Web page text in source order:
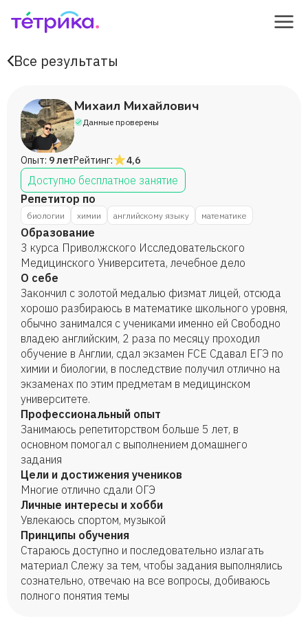
Все результаты
Михаил Михайлович
Данные проверены
Опыт: 9 летРейтинг: 4,6
Доступно бесплатное занятие
Репетитор по
биологии химии английскому языку математике
Образование
3 курса Приволжского Исследовательского
Медицинского Университета, лечебное дело
О себе
Закончил с золотой медалью физмат лицей, отсюда
хорошо разбираюсь в математике школьного уровня,
обычно занимался с учениками именно ей Свободно
владею английским, 2 раза по месяцу проходил
обучение в Англии, сдал экзамен FCE Сдавал ЕГЭ по
химии и биологии, в последствие получил отлично на
экзаменах по этим предметам в медицинском
университете.
Профессиональный опыт
Занимаюсь репетиторством больше 5 лет, в
основном помогал с выполнением домашнего
задания
Цели и достижения учеников
Многие отлично сдали ОГЭ
Личные интересы и хобби
Увлекаюсь спортом, музыкой
Принципы обучения
Стараюсь доступно и последовательно излагать
материал Слежу за тем, чтобы задания выполнялись
сознательно, отвечаю на все вопросы, добиваюсь
полного понятия темы